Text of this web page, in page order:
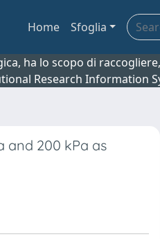
Home Sfoglia
ha lo scopo di
Research Information
and 200 kPa as